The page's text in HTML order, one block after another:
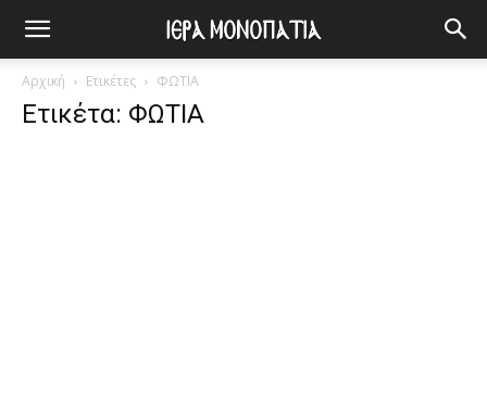
Αρχική Ετικέτες ΦΩΤΙΑ
Ετικέτα: ΦΩΤΙΑ